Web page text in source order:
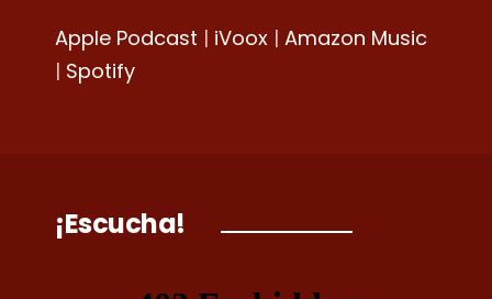
Apple Podcast | iVoox | Amazon Music
| Spotify
¡Escucha!